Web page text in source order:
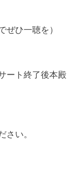
ぜひ一聴を）
ート終了後本殿
さい。